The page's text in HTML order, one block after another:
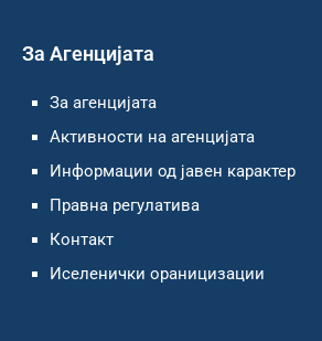
За Агенцијата
За агенцијата
Активности на агенцијата
Информации од јавен карактер
Правна регулатива
Контакт
Иселенички ораницизации